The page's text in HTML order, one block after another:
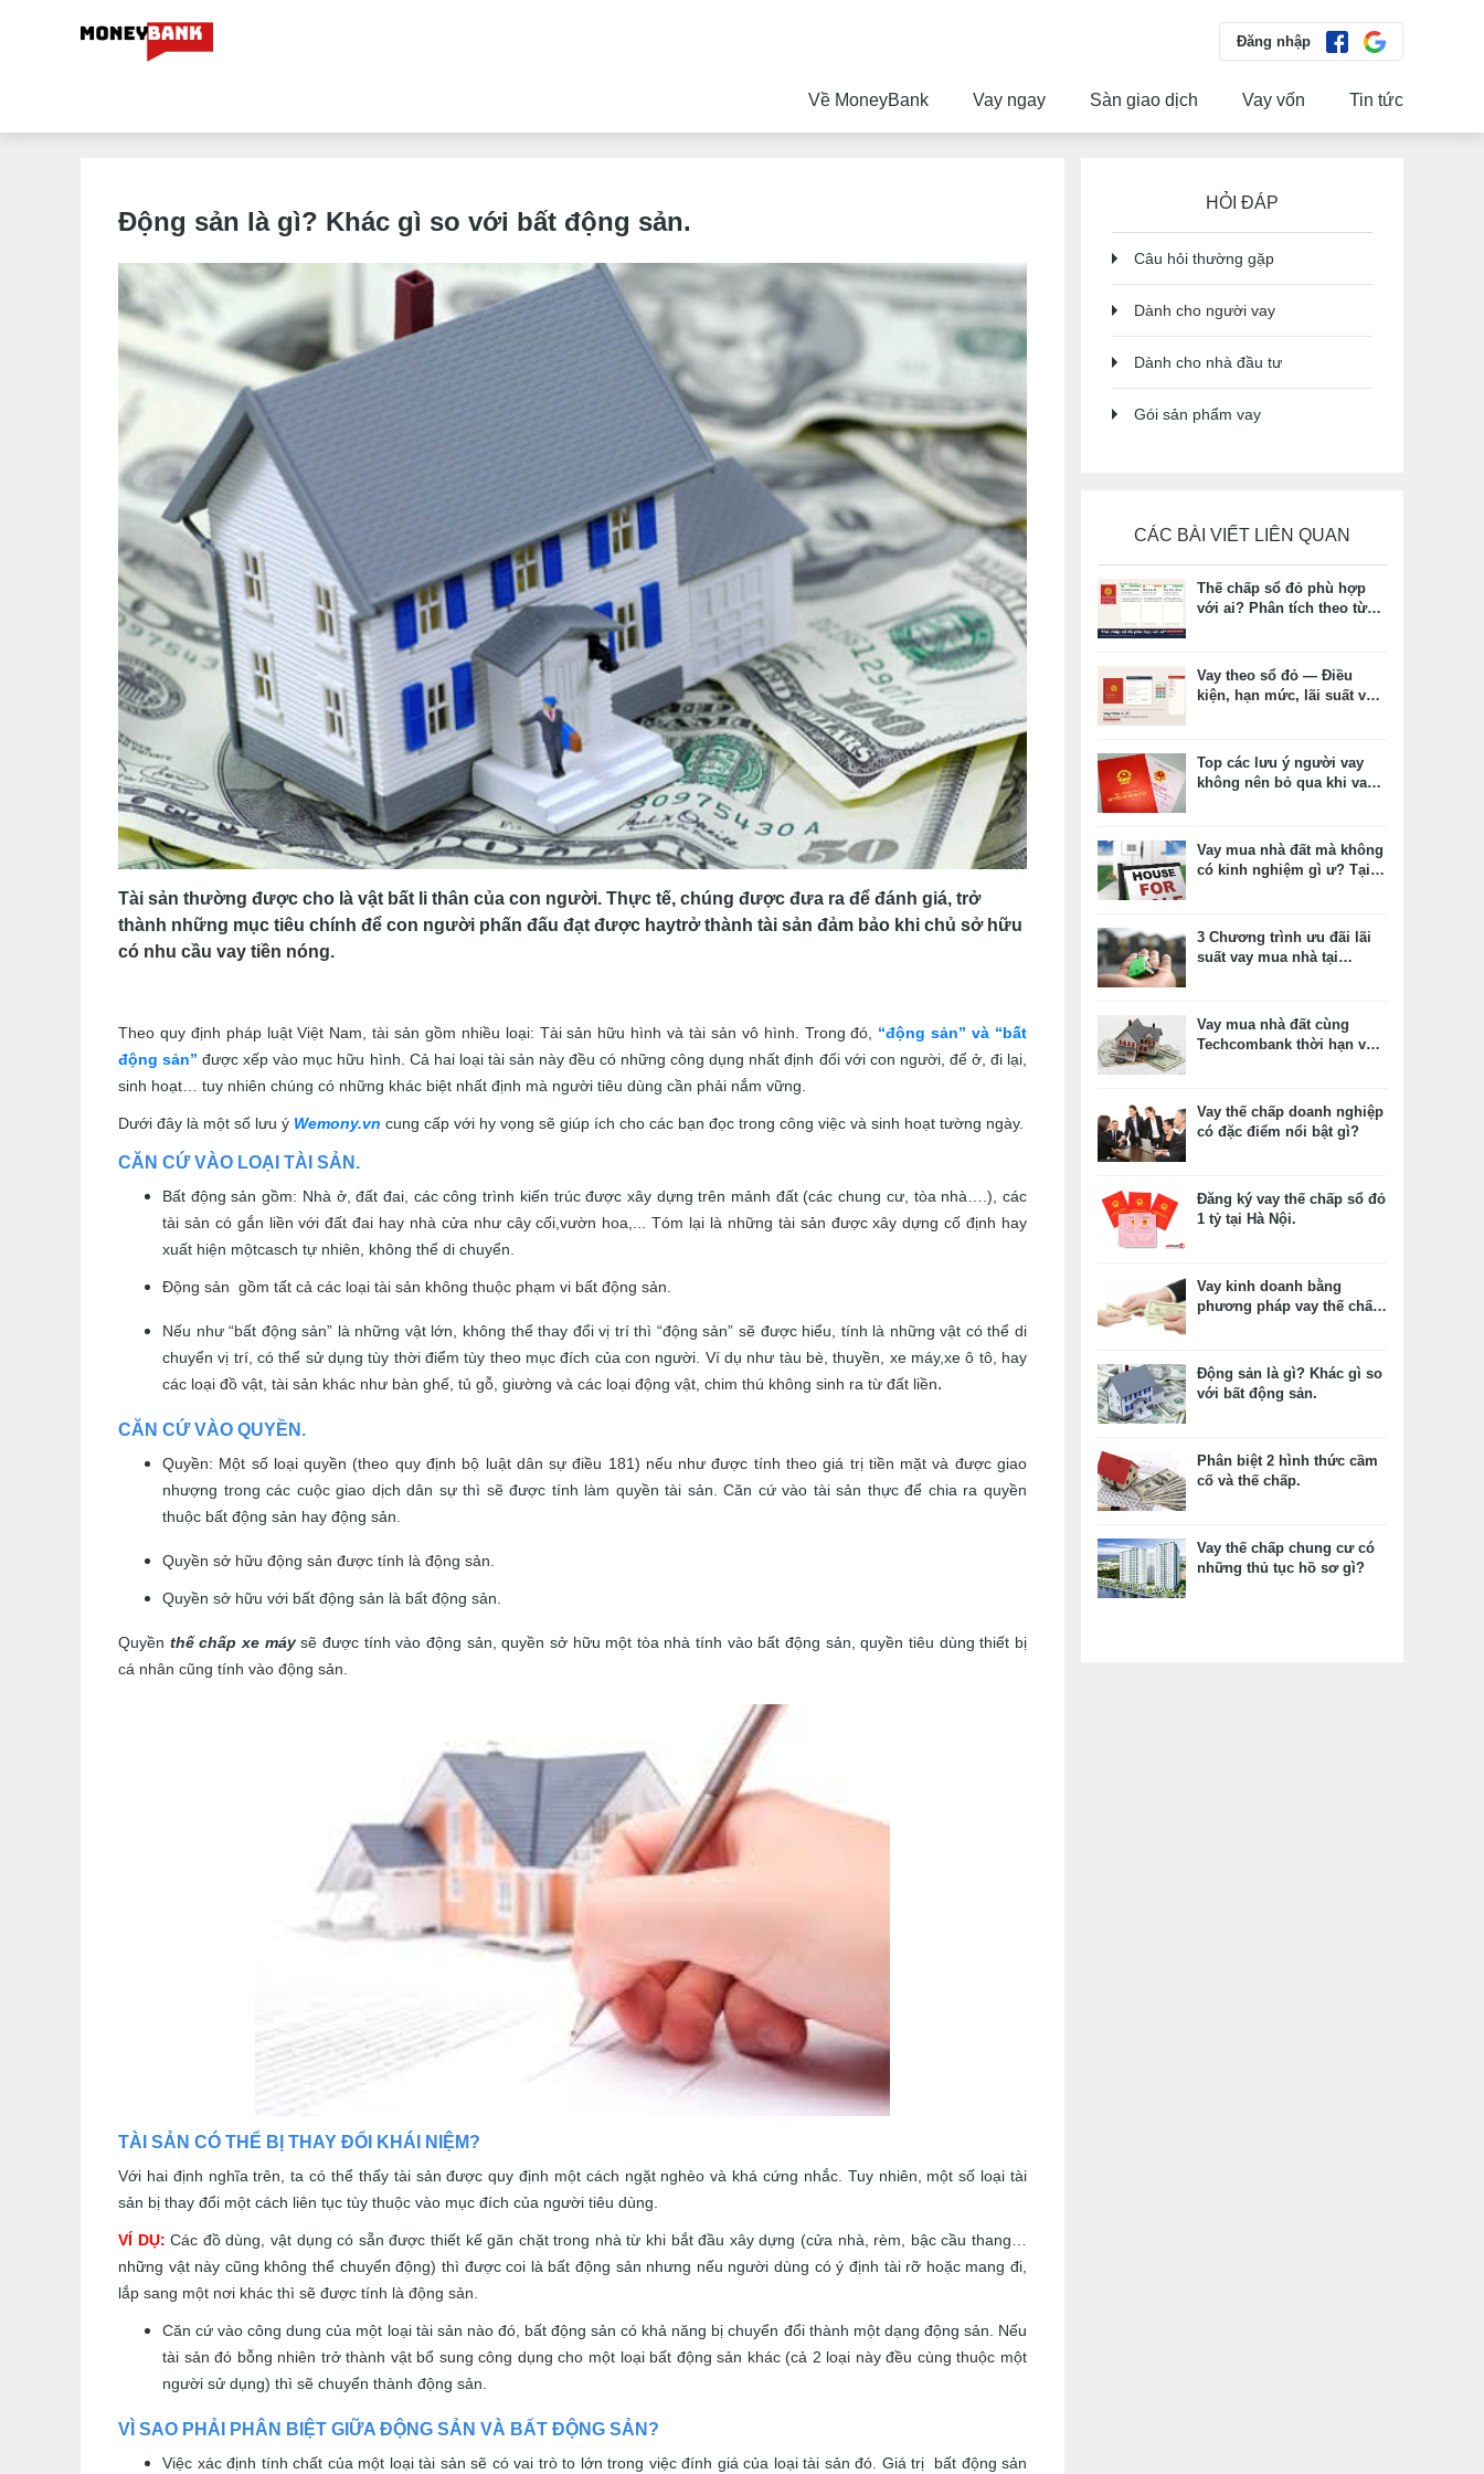
Đăng nhập
Về MoneyBank Vay ngay Sàn giao dịch Vay vốn Tin tức
Động sản là gì? Khác gì so với bất động sản.
Tài sản thường được cho là vật bất li thân của con người. Thực tế, chúng được đưa ra để đánh giá, trở
thành những mục tiêu chính để con người phấn đấu đạt được haytrở thành tài sản đảm bảo khi chủ sở hữu
có nhu cầu vay tiền nóng.
Theo quy định pháp luật Việt Nam, tài sản gồm nhiều loại: Tài sản hữu hình và tài sản vô hình. Trong đó, “động sản” và “bất
động sản”được xếp vào mục hữu hình. Cả hai loại tài sản này đều có những công dụng nhất định đối với con người, để ở, đi lại,
sinh hoạt… tuy nhiên chúng có những khác biệt nhất định mà người tiêu dùng cần phải nắm vững.
Dưới đây là một số lưu ý Wemony.vn cung cấp với hy vọng sẽ giúp ích cho các bạn đọc trong công việc và sinh hoạt tường ngày.
CĂN CỨ VÀO LOẠI TÀI SẢN.
Bất động sản gồm: Nhà ở, đất đai, các công trình kiến trúc được xây dựng trên mảnh đất (các chung cư, tòa nhà….), các
tài sản có gắn liền với đất đai hay nhà cửa như cây cối,vườn hoa,... Tóm lại là những tài sản được xây dựng cố định hay
xuất hiện mộtcasch tự nhiên, không thể di chuyển.
Động sản gồm tất cả các loại tài sản không thuộc phạm vi bất động sản.
Nếu như “bất động sản” là những vật lớn, không thể thay đổi vị trí thì “động sản” sẽ được hiểu, tính là những vật có thể di
chuyển vị trí, có thể sử dụng tùy thời điểm tùy theo mục đích của con người. Ví dụ như tàu bè, thuyền, xe máy,xe ô tô, hay
các loại đồ vật, tài sản khác như bàn ghế, tủ gỗ, giường và các loại động vật, chim thú không sinh ra từ đất liền.
CĂN CỨ VÀO QUYỀN.
Quyền: Một số loại quyền (theo quy định bộ luật dân sự điều 181) nếu như được tính theo giá trị tiền mặt và được giao
nhượng trong các cuộc giao dịch dân sự thì sẽ được tính làm quyền tài sản. Căn cứ vào tài sản thực để chia ra quyền
thuộc bất động sản hay động sản.
Quyền sở hữu động sản được tính là động sản.
Quyền sở hữu với bất động sản là bất động sản.
Quyền thế chấp xe máysẽ được tính vào động sản, quyền sở hữu một tòa nhà tính vào bất động sản, quyền tiêu dùng thiết bị
cá nhân cũng tính vào động sản.
TÀI SẢN CÓ THỂ BỊ THAY ĐỔI KHÁI NIỆM?
Với hai định nghĩa trên, ta có thể thấy tài sản được quy định một cách ngặt nghèo và khá cứng nhắc. Tuy nhiên, một số loại tài
sản bị thay đổi một cách liên tục tùy thuộc vào mục đích của người tiêu dùng.
VÍ DỤ: Các đồ dùng, vật dụng có sẵn được thiết kế găn chặt trong nhà từ khi bắt đầu xây dựng (cửa nhà, rèm, bậc cầu thang…
những vật này cũng không thể chuyển động) thì được coi là bất động sản nhưng nếu người dùng có ý định tài rỡ hoặc mang đi,
lắp sang một nơi khác thì sẽ được tính là động sản.
Căn cứ vào công dung của một loại tài sản nào đó, bất động sản có khả năng bị chuyển đổi thành một dạng động sản. Nếu
tài sản đó bỗng nhiên trở thành vật bổ sung công dụng cho một loại bất động sản khác (cả 2 loại này đều cùng thuộc một
người sử dụng) thì sẽ chuyển thành động sản.
VÌ SAO PHẢI PHÂN BIỆT GIỮA ĐỘNG SẢN VÀ BẤT ĐỘNG SẢN?
Việc xác định tính chất của một loại tài sản sẽ có vai trò to lớn trong việc đính giá của loại tài sản đó. Giá trị bất động sản
HỎI ĐÁP
Câu hỏi thường gặp
Dành cho người vay
Dành cho nhà đầu tư
Gói sản phẩm vay
CÁC BÀI VIẾT LIÊN QUAN
Thế chấp sổ đỏ phù hợp
với ai? Phân tích theo từng
Vay theo sổ đỏ — Điều
kiện, hạn mức, lãi suất và
Top các lưu ý người vay
không nên bỏ qua khi vay
Vay mua nhà đất mà không
có kinh nghiệm gì ư? Tại
3 Chương trình ưu đãi lãi
suất vay mua nhà tại
Vay mua nhà đất cùng
Techcombank thời hạn vay
Vay thế chấp doanh nghiệp
có đặc điểm nổi bật gì?
Đăng ký vay thế chấp sổ đỏ
1 tỷ tại Hà Nội.
Vay kinh doanh bằng
phương pháp vay thế chấp
Động sản là gì? Khác gì so
với bất động sản.
Phân biệt 2 hình thức cầm
cố và thế chấp.
Vay thế chấp chung cư có
những thủ tục hồ sơ gì?